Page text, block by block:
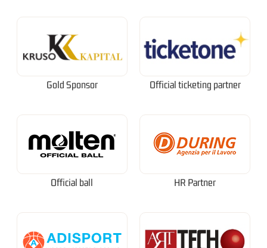
Gold Sponsor Official ticketing partner
Official ball HR Partner